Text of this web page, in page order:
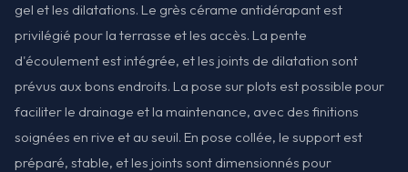
gel et les dilatations. Le grès cérame antidérapant est
privilégié pour la terrasse et les accès. La pente
d'écoulement est intégrée, et les joints de dilatation sont
prévus aux bons endroits. La pose sur plots est possible pour
faciliter le drainage et la maintenance, avec des finitions
soignées en rive et au seuil. En pose collée, le support est
préparé, stable, et les joints sont dimensionnés pour